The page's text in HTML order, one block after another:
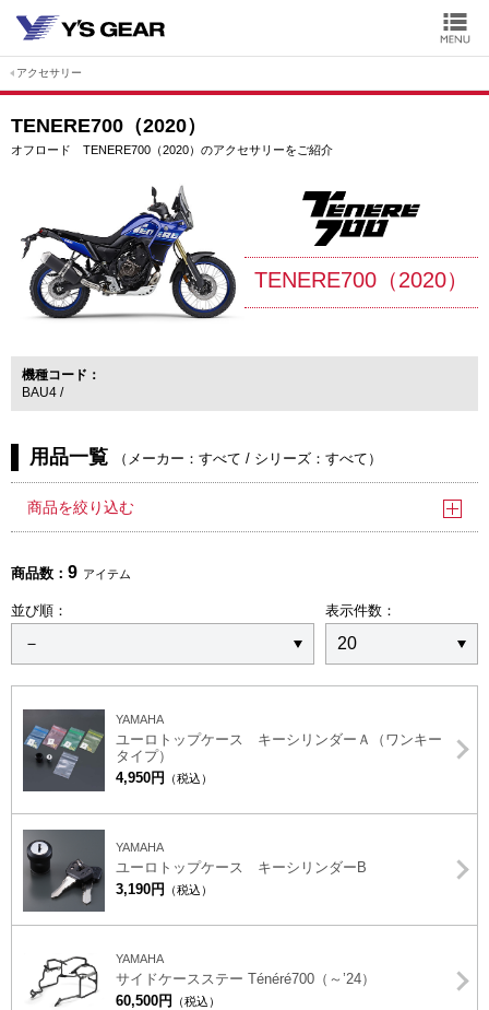
アクセサリー
TENERE700（2020）
オフロード TENERE700（2020）のアクセサリーをご紹介
TENERE700（2020）
機種コード
BAU4
用品一覧 （ メーカー：すべて / シリーズ：すべて ）
商品を絞り込む
商品数： 9 アイテム
並び順： 表示件数：
YAMAHA
ユーロトップケース キーシリンダーＡ（ワンキー
タイプ）
4,950円
（税込）
YAMAHA
ユーロトップケース キーシリンダーB
3,190円
（税込）
YAMAHA
サイドケースステー Ténéré700（～’24）
60,500円
（税込）